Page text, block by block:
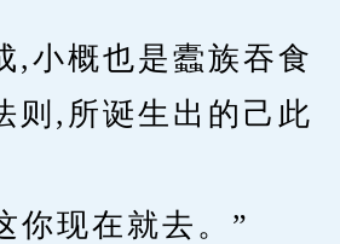
概也是蠹族吞食
则,所诞生出的己此
现在就去。”